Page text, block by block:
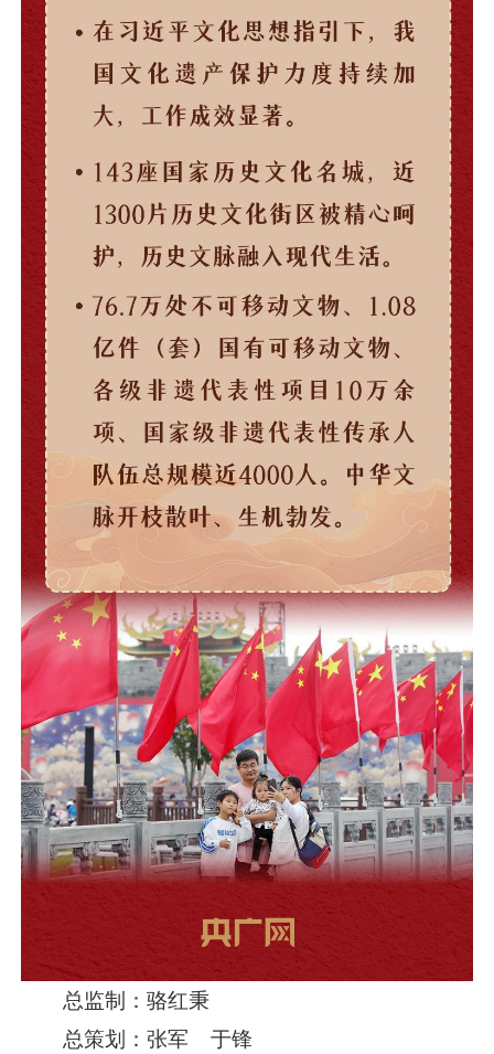
总监制：骆红秉
总策划：张军 于锋